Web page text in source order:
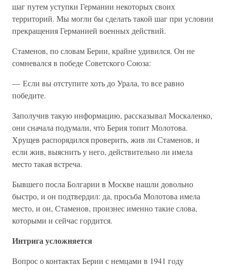
шаг путем уступки Германии некоторых своих
территорий. Мы могли бы сделать такой шаг при условии
прекращения Германией военных действий.
Стаменов, по словам Берии, крайне удивился. Он не
сомневался в победе Советского Союза:
— Если вы отступите хоть до Урала, то все равно
победите.
Заполучив такую информацию, рассказывал Москаленко,
они сначала подумали, что Берия топит Молотова.
Хрущев распорядился проверить, жив ли Стаменов, и
если жив, выяснить у него, действительно ли имела
место такая встреча.
Бывшего посла Болгарии в Москве нашли довольно
быстро, и он подтвердил: да, просьба Молотова имела
место, и он, Стаменов, произнес именно такие слова,
которыми и сейчас гордится.
Интрига усложняется
Вопрос о контактах Берии с немцами в 1941 году